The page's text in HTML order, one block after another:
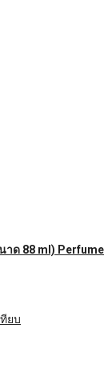
าด 88 ml) Perfume
ยบ